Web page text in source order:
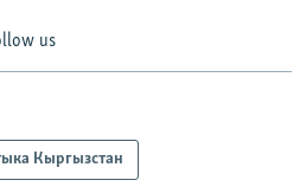
us
Кыргызстан